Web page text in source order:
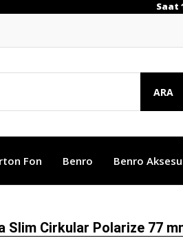
Saat
ARA
Fon Benro Benro
Slim Cirkular Polarize 77